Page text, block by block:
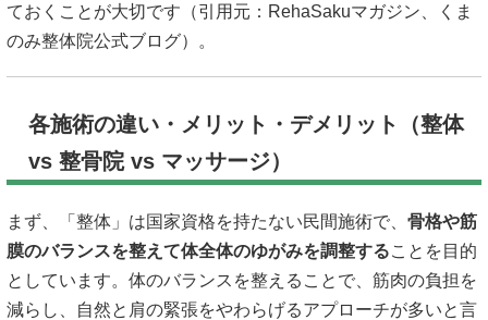
ておくことが大切です（引用元： RehaSakuマガジン
くま
のみ整体院公式ブログ）。
各施術の違い・メリット・デメリット（整体
vs 整骨院 vs マッサージ）
まず、「整体」は国家資格を持たない民間施術で、 骨格や筋
膜のバランスを整えて体全体のゆがみを調整することを目的
としています。体のバランスを整えることで、筋肉の負担を
減らし、自然と肩の緊張をやわらげるアプローチが多いと言